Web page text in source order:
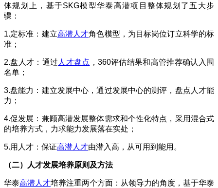
体规划上，基于SKG模型华泰高潜项目整体规划了五大步
骤：
1.定标准：建立高潜人才角色模型，为目标岗位订立科学的标
准；
2.盘人才：通过 人才盘点 ， 360评估结果和高管推荐确认入围
名单；
3.盘能力：建立发展中心，通过发展中心的测评，盘点人才能
力；
4.促发展：兼顾高潜发展整体需求和个性化特点，采用混合式
的培养方式，力求能力发展落在实处；
5.用人才：保证高潜人才由潜入高，从可用到能用。
（二）人才发展培养原则及方法
华泰高潜人才培养注重两个方面：从领导力的角度，基于华泰